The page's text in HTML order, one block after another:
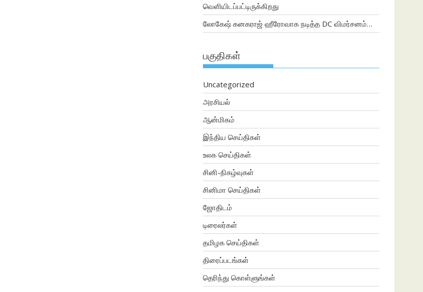
வெளியிடப்பட்டிருக்கிறது
லோகேஷ் கனகராஜ் ஹீரோவாக நடித்த DC விமர்சனம்…
பகுதிகள்
Uncategorized
அரசியல்
ஆன்மிகம்
இந்திய செய்திகள்
உலக செய்திகள்
சினி-நிகழ்வுகள்
சினிமா செய்திகள்
ஜோதிடம்
டிரைலர்கள்
தமிழக செய்திகள்
திரைப்படங்கள்
தெரிந்து கொள்ளுங்கள்